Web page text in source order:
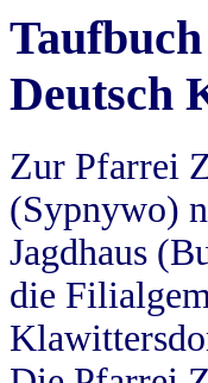
Deutsch
Zur Pfarrei
(Sypnywo)
Jagdhaus
die